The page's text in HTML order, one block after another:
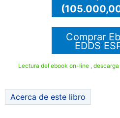
Comprar
EDDS
Lectura del ebook on-line ,
Acerca de este libro